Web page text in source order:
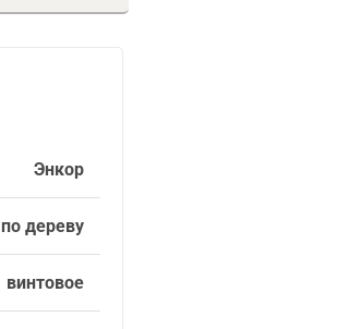
Энкор
по дереву
винтовое